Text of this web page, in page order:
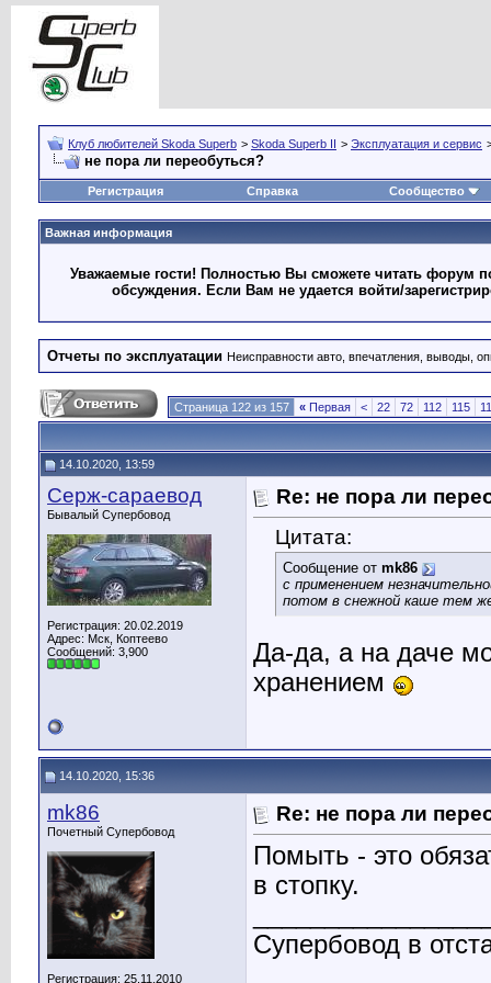
Клуб любителей Skoda Superb > Skoda Superb II > Эксплуатация и сервис
не пора ли переобуться?
Регистрация Справка Сообщество
Важная информация
Уважаемые гости! Полностью Вы сможете читать форум
обсуждения. Если Вам не удается войти/
Отчеты по эксплуатации Неисправности авто, впечатления, выводы,
Страница 122 из 157 « Первая < 22 72 112 115
14.10.2020, 13:59
Серж-сараевод
Бывалый Супербовод
Регистрация: 20.02.2019
Адрес: Мск, Коптеево
Сообщений: 3,900
Re: не пора ли
Цитата:
Сообщение от mk86
с применением
потом в снежной каше тем
Да-да, а на даче
хранением
14.10.2020, 15:36
mk86
Почетный Супербовод
Регистрация: 25.11.2010
Re: не пора ли
Помыть - это
в стопку.
Супербовод в